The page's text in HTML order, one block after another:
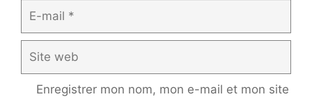
mail
web
Enregistrer mon nom, mon e-mail et mon site